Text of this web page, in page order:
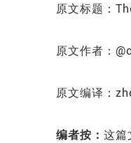
原文标题：
原文作者：
原文编译：
编者按： 这篇